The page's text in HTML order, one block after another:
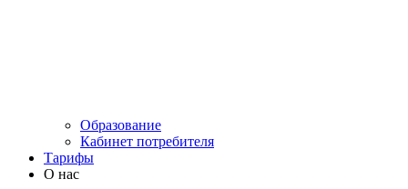
Образование
Кабинет потребителя
Тарифы
О нас